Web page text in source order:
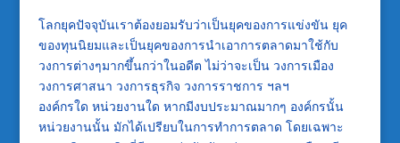
โลกยุคปัจจุบันเราต้องยอมรับว่าเป็นยุคของการแข่งขัน ยุค
ของทุนนิยมและเป็นยุคของการนำเอาการตลาดมาใช้กับ
วงการต่างๆมากขึ้นกว่าในอดีต ไม่ว่าจะเป็น วงการเมือง
วงการศาสนา วงการธุรกิจ วงการราชการ ฯลฯ
องค์กรใด หน่วยงานใด หากมีงบประมาณมากๆ องค์กรนั้น
หน่วยงานนั้น มักได้เปรียบในการทำการตลาด โดยเฉพาะ